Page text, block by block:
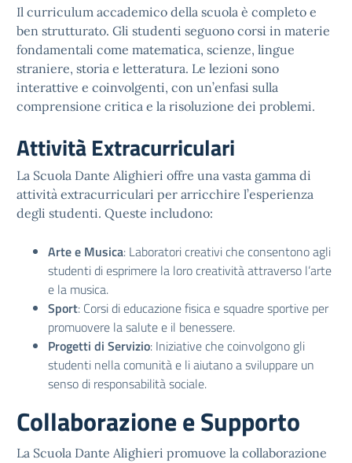
Il curriculum accademico della scuola è completo e
ben strutturato. Gli studenti seguono corsi in materie
fondamentali come matematica, scienze, lingue
straniere, storia e letteratura. Le lezioni sono
interattive e coinvolgenti, con un’enfasi sulla
comprensione critica e la risoluzione dei problemi.
Attività Extracurriculari
La Scuola Dante Alighieri offre una vasta gamma di
attività extracurriculari per arricchire l’esperienza
degli studenti. Queste includono:
Arte e Musica: Laboratori creativi che consentono agli
studenti di esprimere la loro creatività attraverso l’arte
e la musica.
Sport: Corsi di educazione fisica e squadre sportive per
promuovere la salute e il benessere.
Progetti di Servizio: Iniziative che coinvolgono gli
studenti nella comunità e li aiutano a sviluppare un
senso di responsabilità sociale.
Collaborazione e Supporto
La Scuola Dante Alighieri promuove la collaborazione